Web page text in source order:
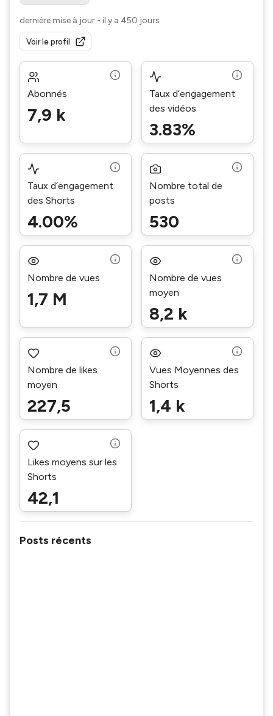
dernière mise à jour - il y a 450 jours
Voir le profil
Abonnés
7,9 k
Taux d’engagement
des vidéos
3.83%
Taux d’engagement
des Shorts
4.00%
Nombre total de
posts
530
Nombre de vues
1,7 M
Nombre de vues
moyen
8,2 k
Nombre de likes
moyen
227,5
Vues Moyennes des
Shorts
1,4 k
Likes moyens sur les
Shorts
42,1
Posts récents